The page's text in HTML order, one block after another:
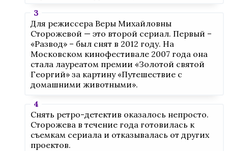
Для режиссера Веры Михайловны
Сторожевой — это второй сериал. Первый –
«Развод» – был снят в 2012 году. На
Московском кинофестивале 2007 года она
стала лауреатом премии «Золотой святой
Георгий» за картину «Путешествие с
домашними животными».
Снять ретро-детектив оказалось непросто.
Сторожева в течение года готовилась к
съемкам сериала и отказывалась от других
проектов.